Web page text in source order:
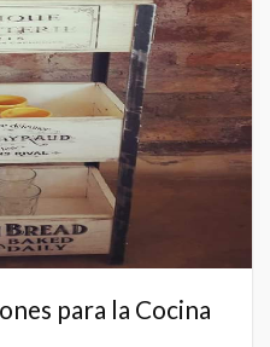
para la Cocina